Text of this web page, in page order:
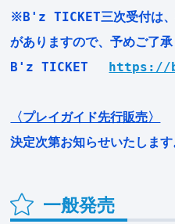
※B'z TICKET三次受付は、
がありますので、予めご了承
B'z TICKET https://
〈プレイガイド先行販売〉
決定次第お知らせいたします
一般発売